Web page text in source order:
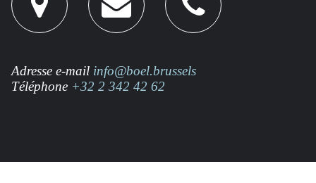
Google
Map
téléphone
e-
mail
Adresse e-mail info@boel.brussels
Téléphone +32 2 342 42 62